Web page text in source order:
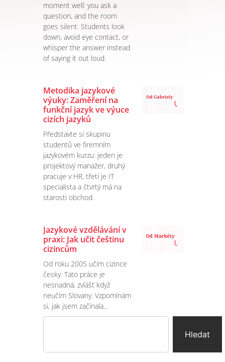
moment well: you ask a
question, and the room
goes silent. Students look
down, avoid eye contact, or
whisper the answer instead
of saying it out loud.
Metodika jazykové
výuky: Zaměření na
funkční jazyk ve výuce
cizích jazyků
Představte si skupinu
studentů ve firemním
jazykovém kurzu: jeden je
projektový manažer, druhý
pracuje v HR, třetí je IT
specialista a čtvrtý má na
starosti obchod.
Jazykové vzdělávání v
praxi: Jak učit češtinu
cizincům
Od roku 2005 učím cizince
česky. Tato práce je
nesnadná, zvlášť když
neučím Slovany. Vzpomínám
si, jak jsem začínala…
Hledat